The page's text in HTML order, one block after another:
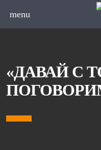
menu
«ДАВАЙ С